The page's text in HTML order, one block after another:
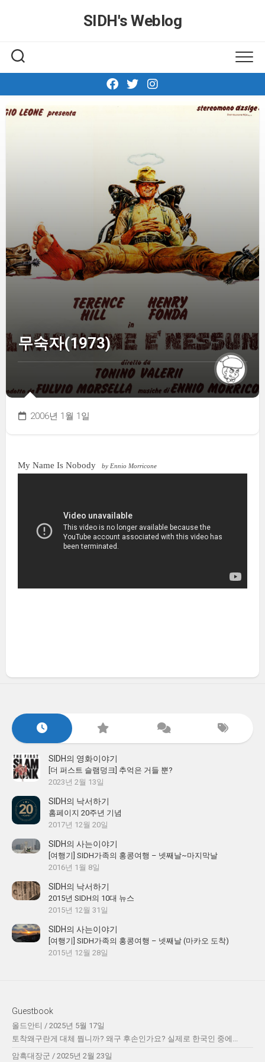
SIDH′s Weblog
무숙자(1973)
2006년 1월 1일
My Name Is Nobody by Ennio Morricone
SIDH의 영화이야기
[더 퍼스트 슬램덩크] 추억은 거들 뿐?
2023년 2월 13일
SIDH의 낙서하기
홈페이지 20주년 기념
2017년 12월 20일
SIDH의 사는이야기
[여행기] SIDH가족의 홍콩여행 – 넷째날~마지막날
2016년 1월 8일
SIDH의 낙서하기
2015년 SIDH의 10대 뉴스
2015년 12월 31일
SIDH의 사는이야기
[여행기] SIDH가족의 홍콩여행 – 넷째날 (마카오 도착)
2015년 12월 28일
Guestbook
올드안티 / 2025년 5월 17일
토착왜구란게 대체 뭡니까? 왜구 후손인가요? 실제로 한국인 중에...
암흑대장군 / 2025년 2월 23일